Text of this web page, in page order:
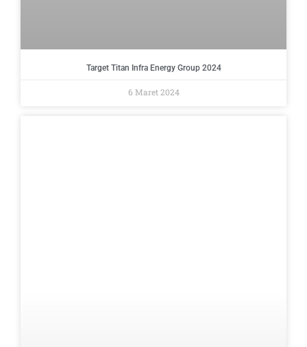
Target Titan Infra Energy Group 2024
6 Maret 2024